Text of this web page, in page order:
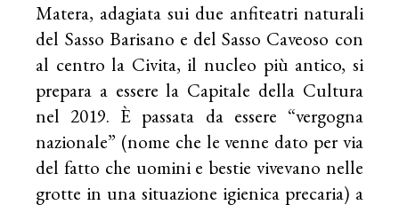
Matera, adagiata sui due anfiteatri naturali
del Sasso Barisano e del Sasso Caveoso con
al centro la Civita, il nucleo più antico, si
prepara a essere la Capitale della Cultura
nel 2019. È passata da essere “vergogna
nazionale” (nome che le venne dato per via
del fatto che uomini e bestie vivevano nelle
grotte in una situazione igienica precaria) a